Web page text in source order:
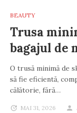
BEAUTY
Trusa
bagajul de
O trusă minimă de
să fie eficientă,
călătorie, fără…
MAI 31, 2026